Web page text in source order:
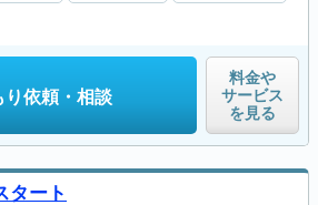
り依頼・相談
料金や
サービス
を見る
タート